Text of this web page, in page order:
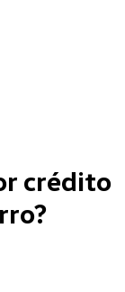
crédito